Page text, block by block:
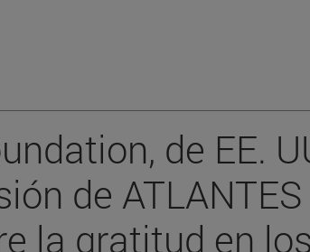
de EE.
de ATLANTES
la gratitud en los